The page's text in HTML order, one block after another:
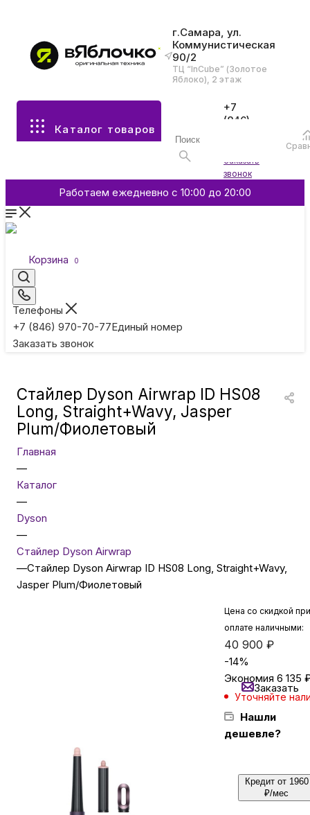
г.Самара, ул.
Коммунистическая
90/2
ТЦ “InCube” (Золотое
Яблоко), 2 этаж
Каталог товаров
+7
(846)
Заказать
звонок
Работаем ежедневно с 10:00 до 20:00
Корзина 0
Телефоны
+7 (846) 970-70-77Единый номер
Заказать звонок
Все разделы каталога
Аксессуары
Смартфоны и гаджеты
Умные кольца
Фототехника
Бытовая техника
Стайлер Dyson Airwrap ID HS08
Long, Straight+Wavy, Jasper
Plum/Фиолетовый
Главная
—
Каталог
—
Dyson
—
Стайлер Dyson Airwrap
—Стайлер Dyson Airwrap ID HS08 Long, Straight+Wavy,
Jasper Plum/Фиолетовый
Цена со скидкой при
оплате наличными:
40 900 ₽
-14%
Экономия 6 135
Уточняйте
Нашли
дешевле?
Заказать
Кредит от 1960
₽/мес